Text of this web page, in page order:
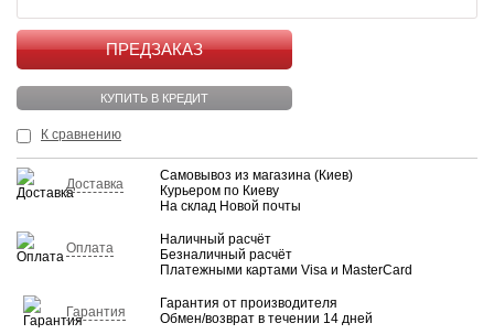
КУПИТЬ
КУПИТЬ В КРЕДИТ
К сравнению
Доставка
Самовывоз из магазина (Киев)
Курьером по Киеву
На склад Новой почты
Оплата
Наличный расчёт
Безналичный расчёт
Платежными картами Visa и MasterCard
Гарантия
Гарантия от производителя
Обмен/возврат в течении 14 дней